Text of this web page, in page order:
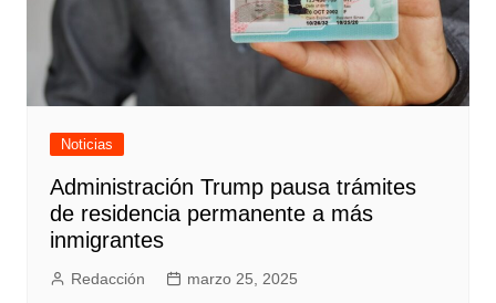
Noticias
Administración Trump pausa trámites
de residencia permanente a más
inmigrantes
Redacción marzo 25, 2025